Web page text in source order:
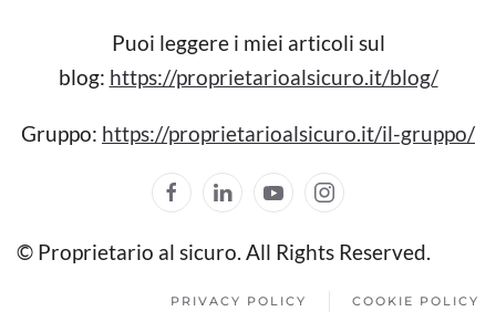
Puoi leggere i miei articoli sul
blog: https://proprietarioalsicuro.it/blog/
Gruppo: https://proprietarioalsicuro.it/il-gruppo/
© Proprietario al sicuro. All Rights Reserved.
PRIVACY POLICY COOKIE POLICY